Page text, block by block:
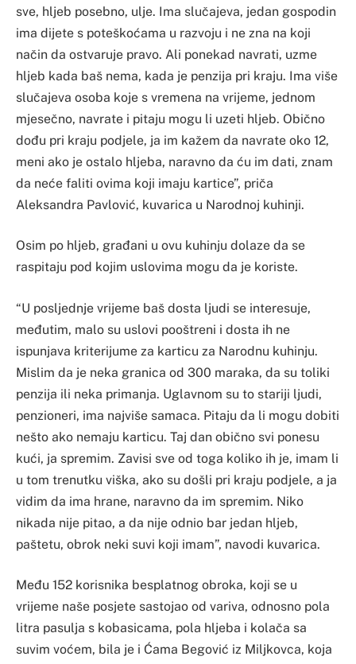
sve, hljeb posebno, ulje. Ima slučajeva, jedan gospodin
ima dijete s poteškoćama u razvoju i ne zna na koji
način da ostvaruje pravo. Ali ponekad navrati, uzme
hljeb kada baš nema, kada je penzija pri kraju. Ima više
slučajeva osoba koje s vremena na vrijeme, jednom
mjesečno, navrate i pitaju mogu li uzeti hljeb. Obično
dođu pri kraju podjele, ja im kažem da navrate oko 12,
meni ako je ostalo hljeba, naravno da ću im dati, znam
da neće faliti ovima koji imaju kartice”, priča
Aleksandra Pavlović, kuvarica u Narodnoj kuhinji.
Osim po hljeb, građani u ovu kuhinju dolaze da se
raspitaju pod kojim uslovima mogu da je koriste.
“U posljednje vrijeme baš dosta ljudi se interesuje,
međutim, malo su uslovi pooštreni i dosta ih ne
ispunjava kriterijume za karticu za Narodnu kuhinju.
Mislim da je neka granica od 300 maraka, da su toliki
penzija ili neka primanja. Uglavnom su to stariji ljudi,
penzioneri, ima najviše samaca. Pitaju da li mogu dobiti
nešto ako nemaju karticu. Taj dan obično svi ponesu
kući, ja spremim. Zavisi sve od toga koliko ih je, imam li
u tom trenutku viška, ako su došli pri kraju podjele, a ja
vidim da ima hrane, naravno da im spremim. Niko
nikada nije pitao, a da nije odnio bar jedan hljeb,
paštetu, obrok neki suvi koji imam”, navodi kuvarica.
Među 152 korisnika besplatnog obroka, koji se u
vrijeme naše posjete sastojao od variva, odnosno pola
litra pasulja s kobasicama, pola hljeba i kolača sa
suvim voćem, bila je i Ćama Begović iz Miljkovca, koja